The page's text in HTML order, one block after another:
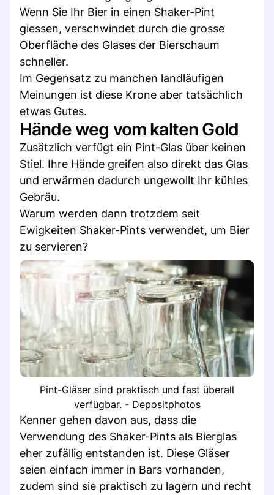
Wenn Sie Ihr Bier in einen Shaker-Pint
giessen, verschwindet durch die grosse
Oberfläche des Glases der Bierschaum
schneller.
Im Gegensatz zu manchen landläufigen
Meinungen ist diese Krone aber tatsächlich
etwas Gutes.
Hände weg vom kalten Gold
Zusätzlich verfügt ein Pint-Glas über keinen
Stiel. Ihre Hände greifen also direkt das Glas
und erwärmen dadurch ungewollt Ihr kühles
Gebräu.
Warum werden dann trotzdem seit
Ewigkeiten Shaker-Pints verwendet, um Bier
zu servieren?
Pint-Gläser sind praktisch und fast überall
verfügbar. - Depositphotos
Kenner gehen davon aus, dass die
Verwendung des Shaker-Pints als Bierglas
eher zufällig entstanden ist. Diese Gläser
seien einfach immer in Bars vorhanden,
zudem sind sie praktisch zu lagern und recht